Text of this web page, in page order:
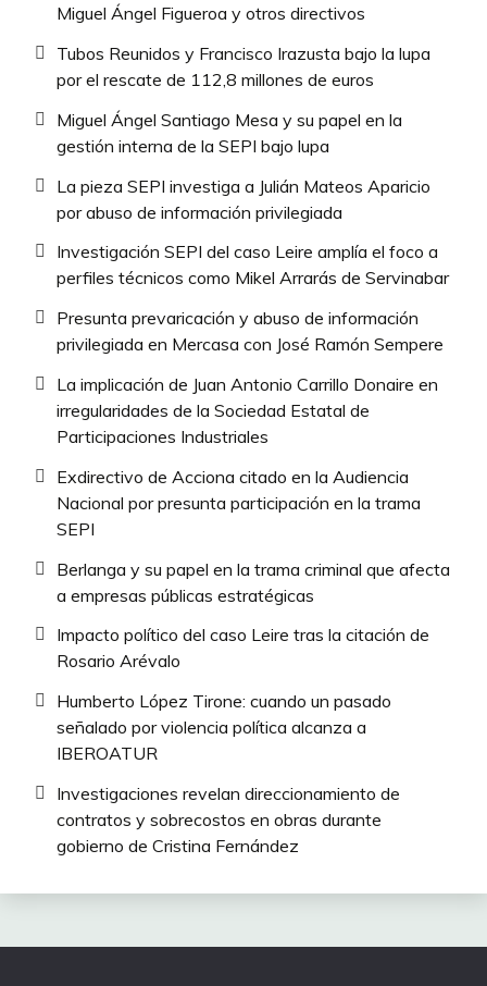
Miguel Ángel Figueroa y otros directivos
Tubos Reunidos y Francisco Irazusta bajo la lupa
por el rescate de 112,8 millones de euros
Miguel Ángel Santiago Mesa y su papel en la
gestión interna de la SEPI bajo lupa
La pieza SEPI investiga a Julián Mateos Aparicio
por abuso de información privilegiada
Investigación SEPI del caso Leire amplía el foco a
perfiles técnicos como Mikel Arrarás de Servinabar
Presunta prevaricación y abuso de información
privilegiada en Mercasa con José Ramón Sempere
La implicación de Juan Antonio Carrillo Donaire en
irregularidades de la Sociedad Estatal de
Participaciones Industriales
Exdirectivo de Acciona citado en la Audiencia
Nacional por presunta participación en la trama
SEPI
Berlanga y su papel en la trama criminal que afecta
a empresas públicas estratégicas
Impacto político del caso Leire tras la citación de
Rosario Arévalo
Humberto López Tirone: cuando un pasado
señalado por violencia política alcanza a
IBEROATUR
Investigaciones revelan direccionamiento de
contratos y sobrecostos en obras durante
gobierno de Cristina Fernández